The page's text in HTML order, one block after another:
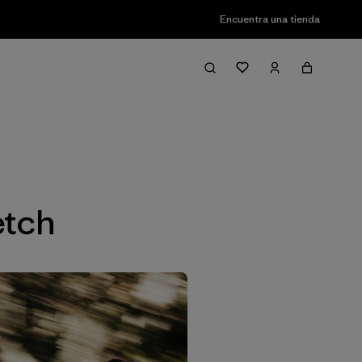
Encuentra una tienda
Filter & Sort